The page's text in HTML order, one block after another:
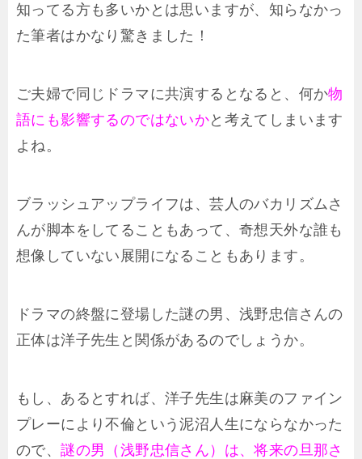
知ってる方も多いかとは思いますが、知らなかっ
た筆者はかなり驚きました！
ご夫婦で同じドラマに共演するとなると、何か物
語にも影響するのではないかと考えてしまいます
よね。
ブラッシュアップライフは、芸人のバカリズムさ
んが脚本をしてることもあって、奇想天外な誰も
想像していない展開になることもあります。
ドラマの終盤に登場した謎の男、浅野忠信さんの
正体は洋子先生と関係があるのでしょうか。
もし、あるとすれば、洋子先生は麻美のファイン
プレーにより不倫という泥沼人生にならなかった
ので、謎の男（浅野忠信さん）は、将来の旦那さ